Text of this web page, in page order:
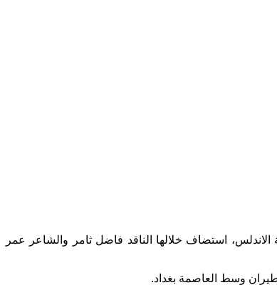
المنتدى في ساحة الاندلس، استضاف خلالها الناقد فاضل ثامر والشاعر عمر
وسط العاصمة بغداد.